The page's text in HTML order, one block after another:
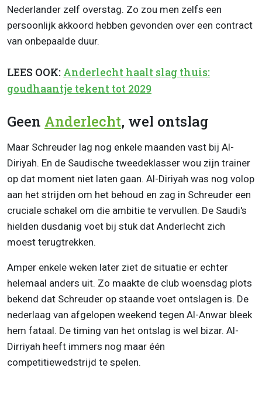
Nederlander zelf overstag. Zo zou men zelfs een
persoonlijk akkoord hebben gevonden over een contract
van onbepaalde duur.
LEES OOK: Anderlecht haalt slag thuis:
goudhaantje tekent tot 2029
Geen Anderlecht, wel ontslag
Maar Schreuder lag nog enkele maanden vast bij Al-
Diriyah. En de Saudische tweedeklasser wou zijn trainer
op dat moment niet laten gaan. Al-Diriyah was nog volop
aan het strijden om het behoud en zag in Schreuder een
cruciale schakel om die ambitie te vervullen. De Saudi's
hielden dusdanig voet bij stuk dat Anderlecht zich
moest terugtrekken.
Amper enkele weken later ziet de situatie er echter
helemaal anders uit. Zo maakte de club woensdag plots
bekend dat Schreuder op staande voet ontslagen is. De
nederlaag van afgelopen weekend tegen Al-Anwar bleek
hem fataal. De timing van het ontslag is wel bizar. Al-
Dirriyah heeft immers nog maar één
competitiewedstrijd te spelen.